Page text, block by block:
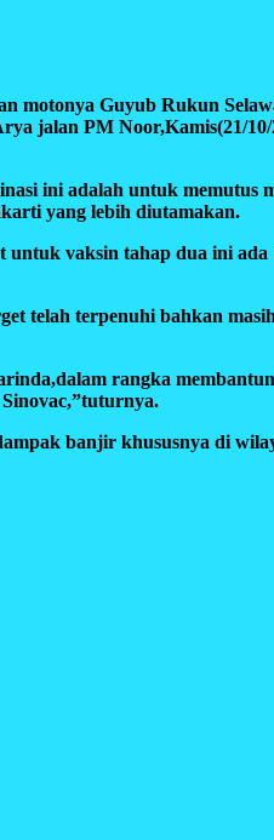
motonya Guyub Rukun
jalan PM Noor,Kamis(21/10/
ini adalah untuk memutus
yang lebih diutamakan.
vaksin tahap dua ini ada
telah terpenuhi bahkan
rangka
banjir khususnya di